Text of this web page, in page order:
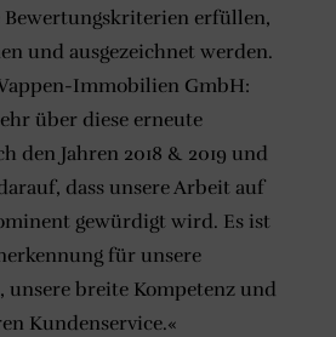
erfüllen,
und ausgezeichnet werden.
Immobilien GmbH:
über diese erneute
den Jahren 2018 & 2019 und
dass unsere Arbeit auf
gewürdigt wird. Es ist
für unsere
unsere breite Kompetenz und
Kundenservice.«